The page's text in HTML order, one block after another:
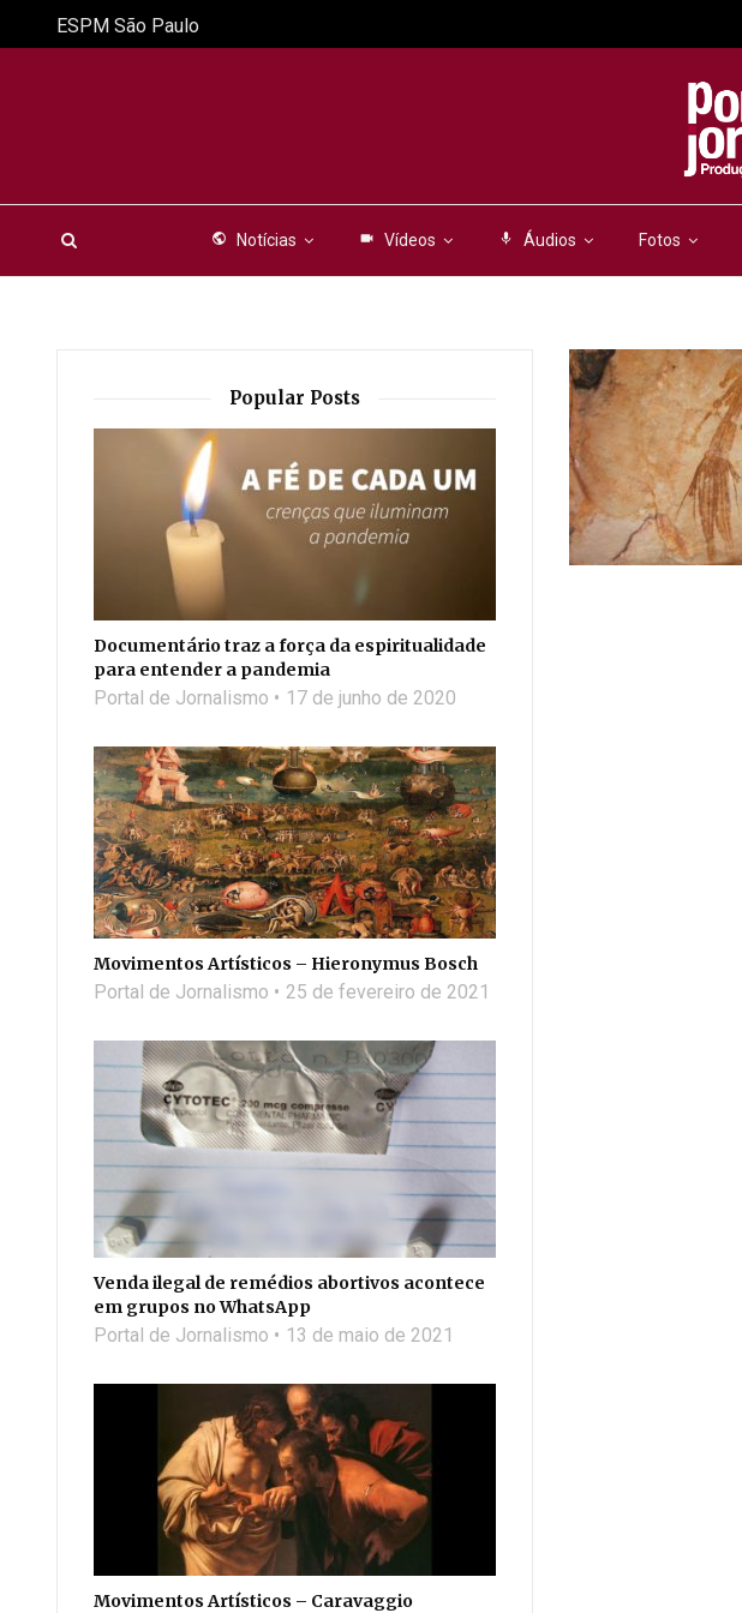
public Notícias videocam Vídeos mic Áudios Fotos
ESPM São Paulo
Popular Posts
Documentário traz a força da espiritualidade
para entender a pandemia
Portal de Jornalismo 17 de junho de 2020
Movimentos Artísticos – Hieronymus Bosch
Portal de Jornalismo 25 de fevereiro de 2021
Venda ilegal de remédios abortivos acontece
em grupos no WhatsApp
Portal de Jornalismo 13 de maio de 2021
Movimentos Artísticos – Caravaggio